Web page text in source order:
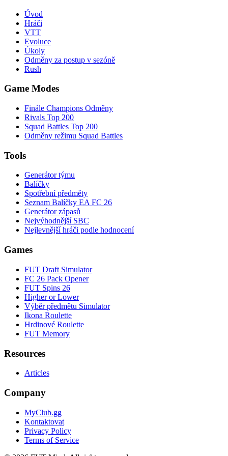
Úvod
Hráči
VTT
Evoluce
Úkoly
Odměny za postup v sezóně
Rush
Game Modes
Finále Champions Odměny
Rivals Top 200
Squad Battles Top 200
Odměny režimu Squad Battles
Tools
Generátor týmu
Balíčky
Spotřební předměty
Seznam Balíčky EA FC 26
Generátor zápasů
Nejvýhodnější SBC
Nejlevnější hráči podle hodnocení
Games
FUT Draft Simulator
FC 26 Pack Opener
FUT Spins 26
Higher or Lower
Výběr předmětu Simulator
Ikona Roulette
Hrdinové Roulette
FUT Memory
Resources
Articles
Company
MyClub.gg
Kontaktovat
Privacy Policy
Terms of Service